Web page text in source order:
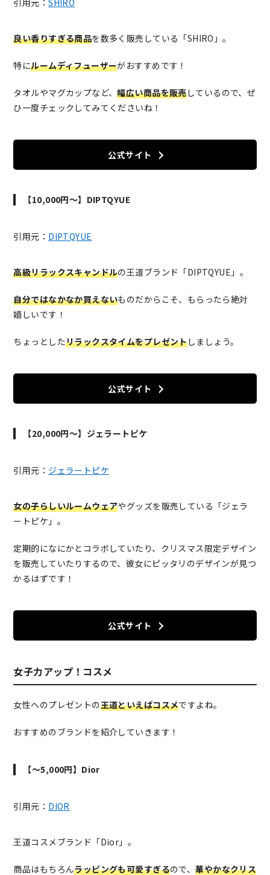
引用元：SHIRO
良い香りすぎる商品を数多く販売している「SHIRO」。
特にルームディフューザーがおすすめです！
タオルやマグカップなど、幅広い商品を販売しているので、ぜ
ひ一度チェックしてみてくださいね！
公式サイト
【10,000円～】DIPTQYUE
引用元： DIPTQYUE
高級リラックスキャンドルの王道ブランド「DIPTQYUE」。
自分ではなかなか買えないものだからこそ、もらったら絶対
嬉しいです！
ちょっとしたリラックスタイムをプレゼントしましょう。
公式サイト
【20,000円～】ジェラートピケ
引用元： ジェラートピケ
女の子らしいルームウェアやグッズを販売している「ジェラ
ートピケ」。
定期的になにかとコラボしていたり、クリスマス限定デザイン
を販売していたりするので、彼女にピッタリのデザインが見つ
かるはずです！
公式サイト
女子力アップ！コスメ
女性へのプレゼントの王道といえばコスメですよね。
おすすめのブランドを紹介していきます！
【～5,000円】Dior
引用元： DIOR
王道コスメブランド「Dior」。
商品はもちろんラッピングも可愛すぎるので、華やかなクリス